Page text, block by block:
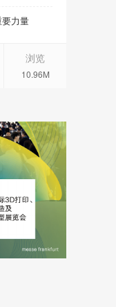
力量
浏览
10.96M